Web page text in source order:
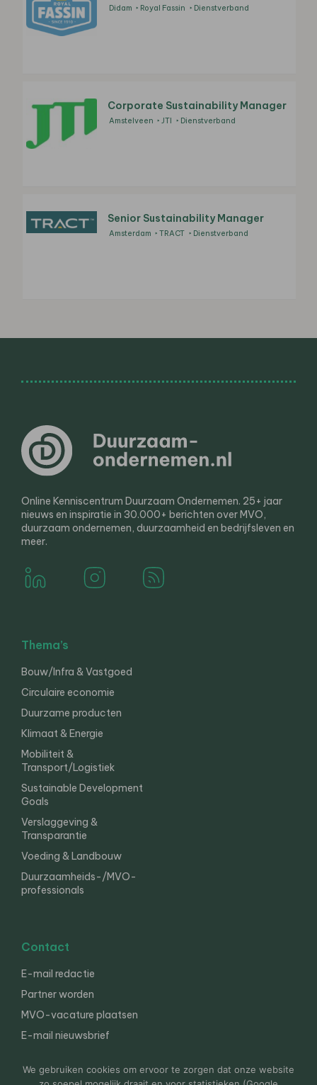
Didam Royal Fassin Dienstverband
Corporate Sustainability Manager
Amstelveen JTI Dienstverband
Senior Sustainability Manager
Amsterdam TRACT Dienstverband
Online Kenniscentrum Duurzaam Ondernemen. 25+ jaar
nieuws en inspiratie in 30.000+ berichten over MVO,
duurzaam ondernemen, duurzaamheid en bedrijfsleven en
meer.
Thema’s
Bouw/Infra & Vastgoed
Circulaire economie
Duurzame producten
Klimaat & Energie
Mobiliteit &
Transport/Logistiek
Sustainable Development
Goals
Verslaggeving &
Transparantie
Voeding & Landbouw
Duurzaamheids-/MVO-
professionals
Contact
E-mail redactie
Partner worden
MVO-vacature plaatsen
E-mail nieuwsbrief
We gebruiken cookies om ervoor te zorgen dat onze website